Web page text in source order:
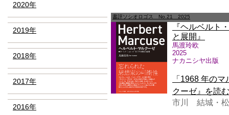
2020年
2019年
2018年
2017年
2016年
書評ソシオロゴス No.21 2025
『ヘルベルト
と展開』
馬渡玲欧
2025
ナカニシヤ出版
「1968 年の
クーゼ』を読む
市川 結城・